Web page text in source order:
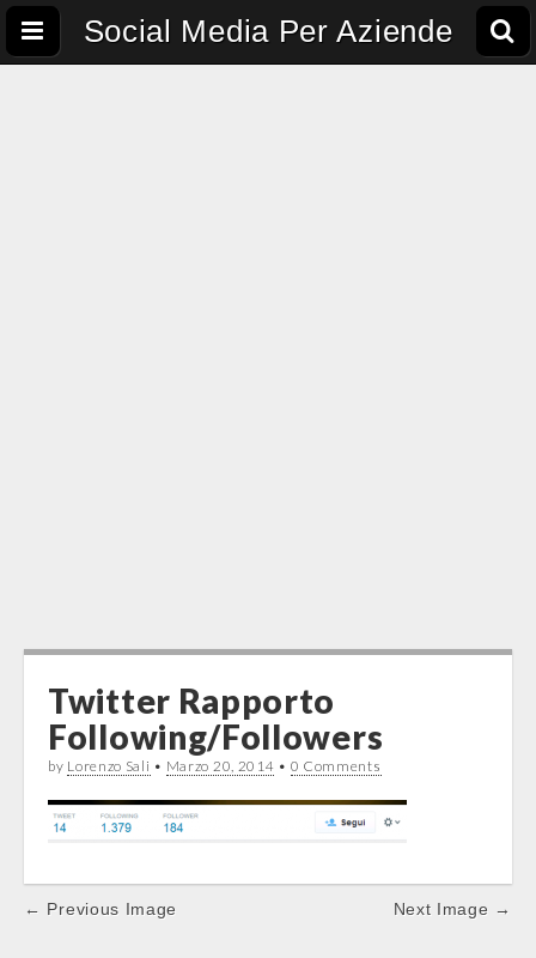
Social Media Per Aziende
Twitter Rapporto
Following/Followers
by Lorenzo Sali • Marzo 20, 2014 • 0 Comments
Post
← Previous Image Next Image →